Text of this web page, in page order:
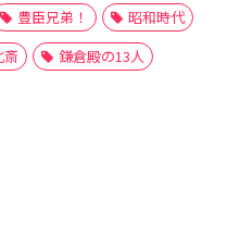
豊臣兄弟！
昭和時代
斎 鎌倉殿の13人